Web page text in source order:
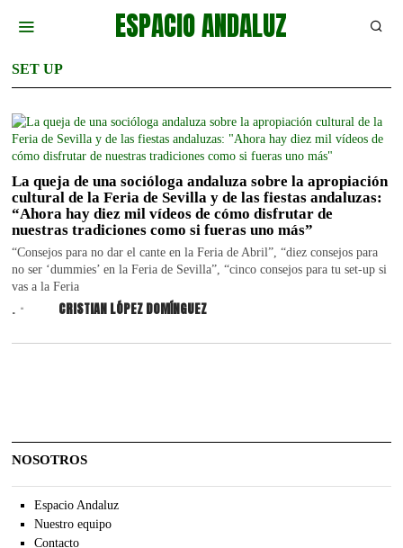
ESPACIO ANDALUZ
SET UP
La queja de una socióloga andaluza sobre la apropiación
cultural de la Feria de Sevilla y de las fiestas andaluzas:
“Ahora hay diez mil vídeos de cómo disfrutar de
nuestras tradiciones como si fueras uno más”
“Consejos para no dar el cante en la Feria de Abril”, “diez consejos para
no ser ‘dummies’ en la Feria de Sevilla”, “cinco consejos para tu set-up si
vas a la Feria
. CRISTIAN LÓPEZ DOMÍNGUEZ
NOSOTROS
Espacio Andaluz
Nuestro equipo
Contacto